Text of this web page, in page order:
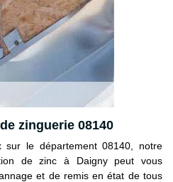
zinguerie 08140
sur le département 08140, notre
de zinc à Daigny peut vous
et de remis en état de tous